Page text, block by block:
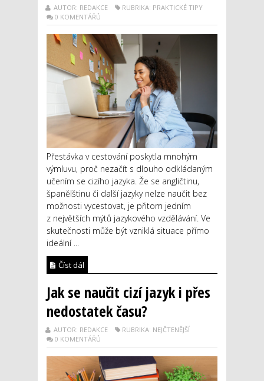
AUTOR: REDAKCE
RUBRIKA: PRAKTICKÉ TIPY
0 KOMENTÁŘŮ
Přestávka v cestování poskytla mnohým
výmluvu, proč nezačít s dlouho odkládaným
učením se cizího jazyka. Že se angličtinu,
španělštinu či další jazyky nelze naučit bez
možnosti vycestovat, je přitom jedním
z největších mýtů jazykového vzdělávání. Ve
skutečnosti může být vzniklá situace přímo
ideální ...
Číst dál
Jak se naučit cizí jazyk i přes
nedostatek času?
AUTOR: REDAKCE
RUBRIKA: NEJČTENĚJŠÍ
0 KOMENTÁŘŮ